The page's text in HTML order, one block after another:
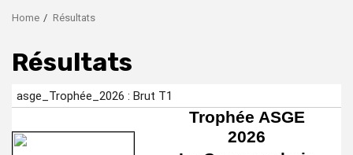
Home Résultats
Résultats